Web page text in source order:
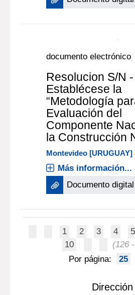
Montevideo [URUGUAY] :
Más información...
Documento digital
documento electrónico
Resolucion S/N -
Establécese la
“Metodología
Evaluación del
Componente
la Construcción
Montevideo [URUGUAY] :
Más información...
Documento digital
(126 -